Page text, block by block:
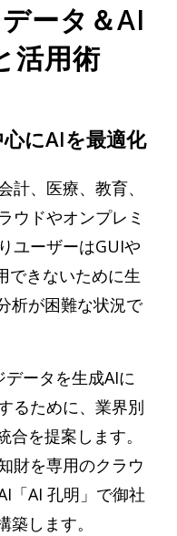
ータ＆AI
活用術
にAIを最適化
計、医療、教育、
ウドやオンプレミ
ユーザーはGUIや
できないために生
析が困難な状況で
ータを生成AIに
るために、業界別
を提案します。
財を専用のクラウ
「AI 孔明」で御社
します。